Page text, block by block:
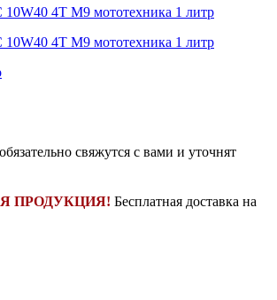
свяжутся с вами и уточнят
ПРОДУКЦИЯ! Бесплатная доставка на